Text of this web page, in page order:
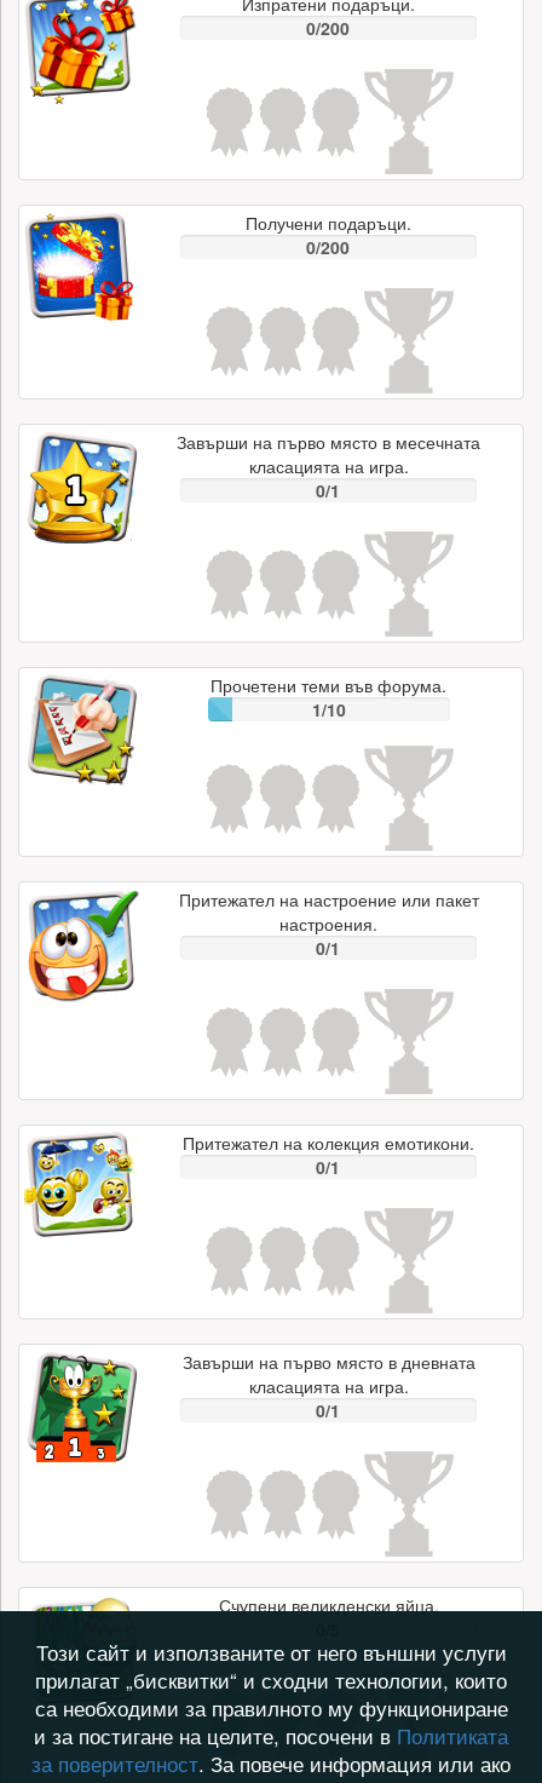
0/200
Получени подаръци.
0/200
Завърши на първо място в месечната
класацията на игра.
0/1
Прочетени теми във форума.
1/10
Притежател на настроение или пакет
настроения.
0/1
Притежател на колекция емотикони.
0/1
Завърши на първо място в дневната
класацията на игра.
0/1
Счупени великденски яйца.
Този сайт и използваните от него външни услуги
прилагат „бисквитки“ и сходни технологии, които
са необходими за правилното му функциониране
и за постигане на целите, посочени в Политиката
за поверителност. За повече информация или ако